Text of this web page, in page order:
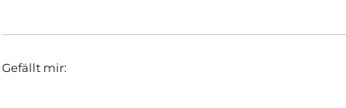
Gefällt mir: